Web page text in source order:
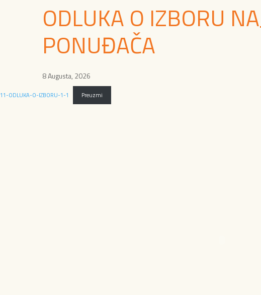
ODLUKA O IZBORU
PONUĐAČA
8 Augusta, 2026
11-ODLUKA-O-IZBORU-1-1 Preuzmi